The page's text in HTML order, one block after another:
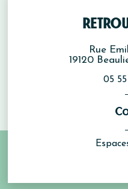
Rue
19120
05